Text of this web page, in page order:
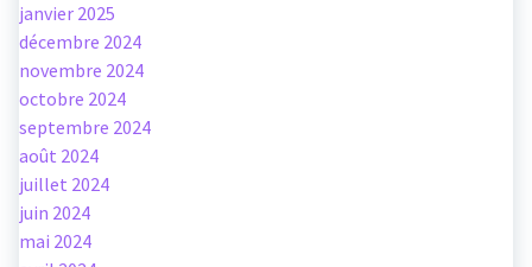
janvier 2025
décembre 2024
novembre 2024
octobre 2024
septembre 2024
août 2024
juillet 2024
juin 2024
mai 2024